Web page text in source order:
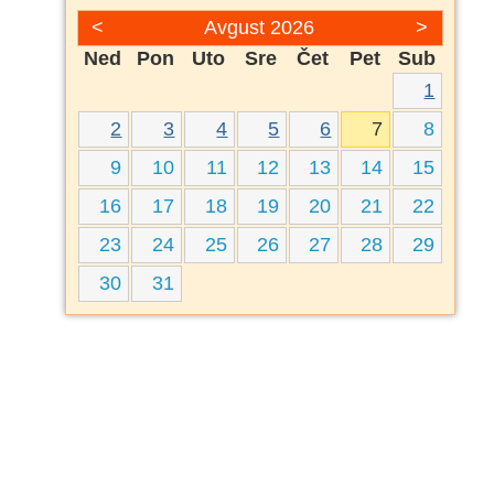
< >
Avgust 2026
Ned
Pon Uto Sre Čet Pet
Sub
1
2
3 4 5 6 7
8
9
10 11 12 13 14
15
16
17 18 19 20 21
22
23
24 25 26 27 28
29
30
31